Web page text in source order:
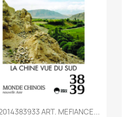
Aperçu rapide
ART. MEFIANCE...